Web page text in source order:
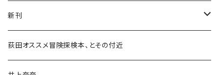
新刊
和書
文学・小説・物語
荻田オススメ冒険探検本、とその付近